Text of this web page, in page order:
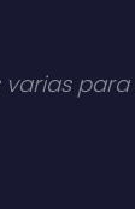
varias